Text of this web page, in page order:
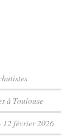
à Toulouse
12 février 2026